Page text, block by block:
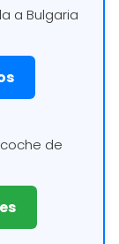
a Bulgaria
de